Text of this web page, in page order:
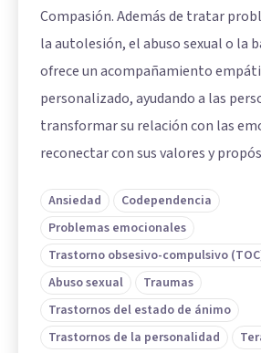
Compasión. Además de tratar
la autolesión, el abuso sexual o la
ofrece un acompañamiento
personalizado, ayudando a las
transformar su relación con las
reconectar con sus valores y
Ansiedad
Codependencia
Problemas emocionales
Trastorno obsesivo-compulsivo
Abuso sexual
Traumas
Trastornos del estado de ánimo
Trastornos de la personalidad